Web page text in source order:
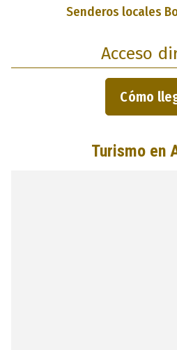
Senderos locales
Acceso
Cómo